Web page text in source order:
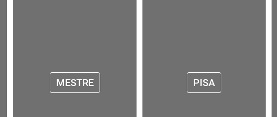
MESTRE PISA